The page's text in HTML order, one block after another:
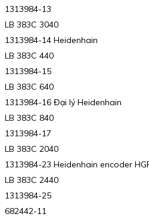
1313984-13
LB 383C 3040
1313984-14 Heidenhain
LB 383C 440
1313984-15
LB 383C 640
1313984-16 Đại lý Heidenhain
LB 383C 840
1313984-17
LB 383C 2040
1313984-23 Heidenhain encoder
LB 383C 2440
1313984-25
682442-11